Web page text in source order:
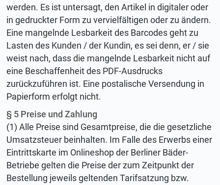
werden. Es ist untersagt, den Artikel in digitaler oder
in gedruckter Form zu vervielfältigen oder zu ändern.
Eine mangelnde Lesbarkeit des Barcodes geht zu
Lasten des Kunden / der Kundin, es sei denn, er / sie
weist nach, dass die mangelnde Lesbarkeit nicht auf
eine Beschaffenheit des PDF-Ausdrucks
zurückzuführen ist. Eine postalische Versendung in
Papierform erfolgt nicht.
§ 5 Preise und Zahlung
(1) Alle Preise sind Gesamtpreise, die die gesetzliche
Umsatzsteuer beinhalten. Im Falle des Erwerbs einer
Eintrittskarte im Onlineshop der Berliner Bäder-
Betriebe gelten die Preise der zum Zeitpunkt der
Bestellung jeweils geltenden Tarifsatzung bzw.